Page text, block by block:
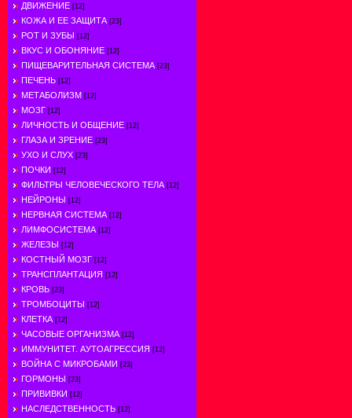
ДВИЖЕНИЕ [12]
КОЖА И ЕЕ ЗАЩИТА [23]
РОТ И ЗУБЫ [12]
ВКУС И ОБОНЯНИЕ [12]
ПИЩЕВАРИТЕЛЬНАЯ СИСТЕМА [23]
ПЕЧЕНЬ [12]
МЕТАБОЛИЗМ [12]
МОЗГ [12]
ЛИЧНОСТЬ И ОБЩЕНИЕ [12]
ГЛАЗА И ЗРЕНИЕ [23]
УХО И СЛУХ [23]
ПОЧКИ [12]
ФИЛЬТРЫ ЧЕЛОВЕЧЕСКОГО ТЕЛА [12]
НЕЙРОНЫ [12]
НЕРВНАЯ СИСТЕМА [12]
ЛИМФОСИСТЕМА [12]
ЖЕЛЕЗЫ [12]
КОСТНЫЙ МОЗГ [12]
ТРАНСПЛАНТАЦИЯ [12]
КРОВЬ [23]
ТРОМБОЦИТЫ [12]
КЛЕТКА [12]
ЧАСОВЫЕ ОРГАНИЗМА [12]
ИММУНИТЕТ. АУТОАГРЕССИЯ [12]
ВОЙНА С МИКРОБАМИ [23]
ГОРМОНЫ [23]
ПРИВИВКИ [12]
НАСЛЕДСТВЕННОСТЬ [12]